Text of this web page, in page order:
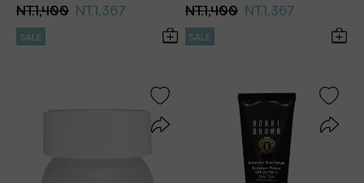
NT.1,400 NT.1,367
SALE
NT.1,400 NT.1,367
SALE